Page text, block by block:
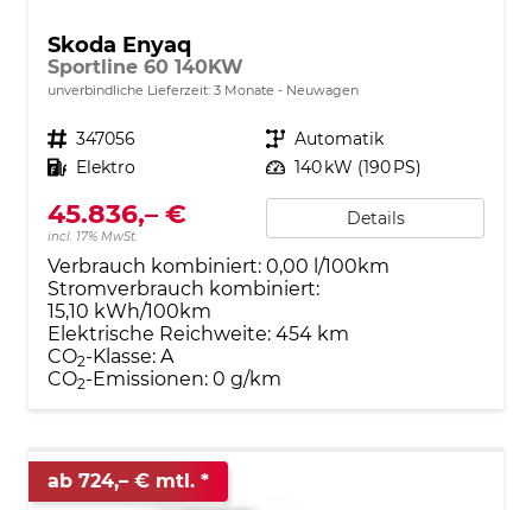
Skoda Enyaq
Sportline 60 140KW
unverbindliche Lieferzeit: 3 Monate Neuwagen
Fahrzeugnr. 347056 Getriebe Automatik
Kraftstoff Elektro Leistung 140 kW (190 PS)
45.836,– €
incl. 17% MwSt.
Details
Verbrauch kombiniert: 0,00 l/100km
Stromverbrauch kombiniert:
15,10 kWh/100km
Elektrische Reichweite: 454 km
CO2-Klasse: A
CO2-Emissionen: 0 g/km
ab 724,– € mtl.